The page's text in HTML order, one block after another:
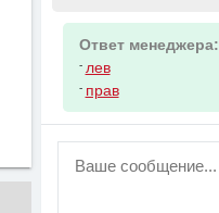
Ответ менеджера:
- лев
- прав
ВНИМАНИЕ!